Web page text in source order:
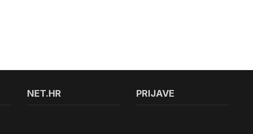
NET.HR PRIJAVE